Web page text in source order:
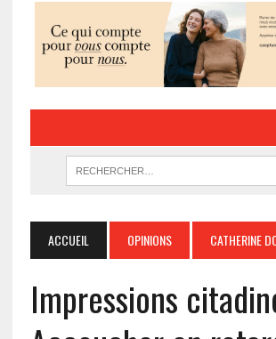
ACCUEIL OPINIONS CATHERINE
Impressions